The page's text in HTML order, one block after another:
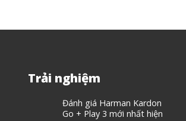
Trải nghiệm
Đánh giá Harman Kardon
Go + Play 3 mới nhất hiện